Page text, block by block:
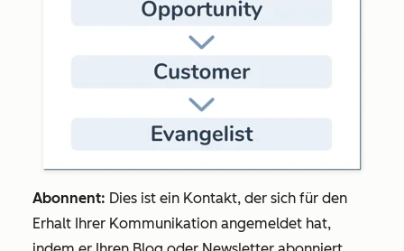
Abonnent: Dies ist ein Kontakt, der sich für den
Erhalt Ihrer Kommunikation angemeldet hat,